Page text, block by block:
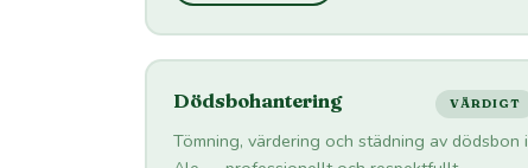
Dödsbohantering VÄRDIGT
Tömning, värdering och städning av dödsbon i